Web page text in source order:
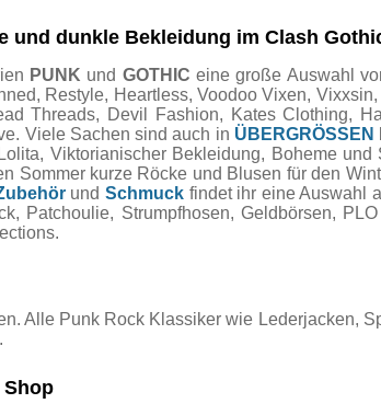
und dunkle Bekleidung im Clash
PUNK und GOTHIC eine große Auswahl
Restyle, Heartless, Voodoo Vixen,
Threads, Devil Fashion, Kates Clothing,
Viele Sachen sind auch in ÜBERGRÖSSEN
Viktorianischer Bekleidung, Boheme
Sommer kurze Röcke und Blusen für den
undSchmuck findet ihr eine Auswahl
Patchoulie, Strumpfhosen, Geldbörsen,
Alle Punk Rock Klassiker wie Lederjacken,